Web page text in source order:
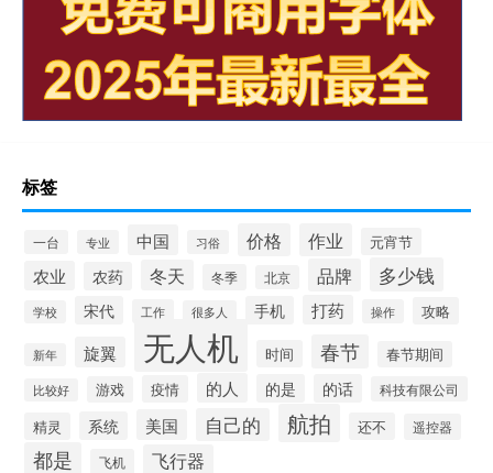
标签
一台 专业 中国 习俗 价格 作业 元宵节
农业 农药 冬天 冬季 北京 品牌 多少钱
学校 宋代 工作 很多人 手机 打药 操作 攻略
新年 旋翼 无人机 时间 春节 春节期间
比较好 游戏 疫情 的人 的是 的话 科技有限公司
精灵 系统 美国 自己的 航拍 还不 遥控器
都是 飞机 飞行器